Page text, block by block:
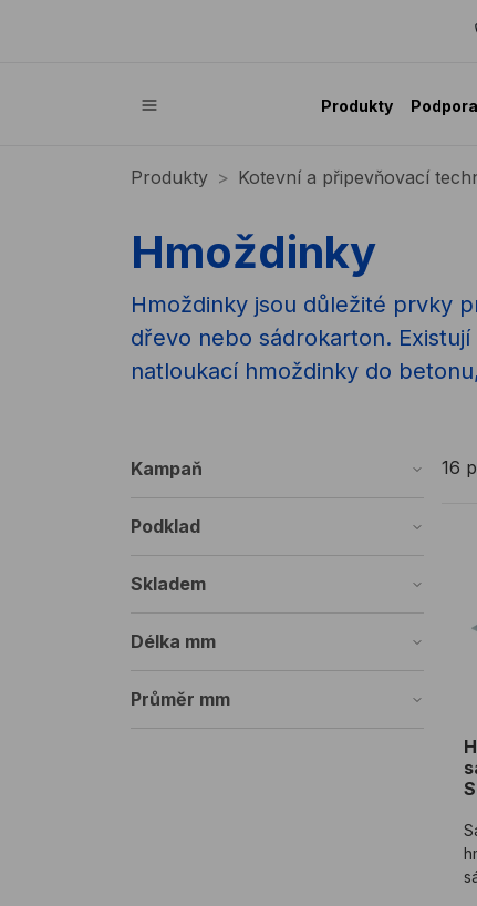
Produkty Podpora
Produkty Kotevní a připevňovací
Hmoždinky
Hmoždinky jsou důležité prvky
dřevo nebo sádrokarton.
natloukací hmoždinky do
Kampaň
Podklad
Skladem
Délka mm
Průměr mm
16